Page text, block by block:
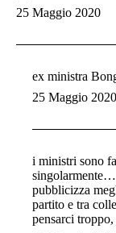
25 Maggio 2020
ex ministra
25 Maggio 2020
i ministri sono
pubblicizza
partito e tra
pensarci